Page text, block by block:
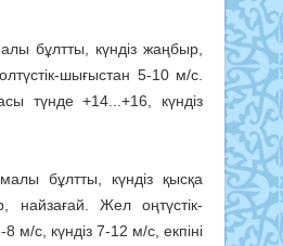
бұлтты, күндіз жаңбыр,
шығыстан 5-10 м/с.
түнде +14...+16, күндіз
бұлтты, күндіз қысқа
найзағай. Жел оңтүстік-
м/с, күндіз 7-12 м/с, екпіні